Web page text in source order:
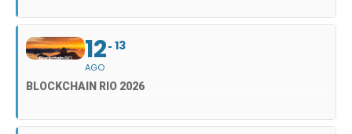
12
AGO
13
BLOCKCHAIN RIO 2026